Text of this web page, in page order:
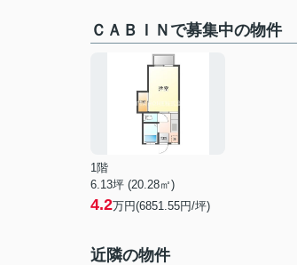
ＣＡＢＩＮで募集中の物件
1階
6.13坪 (20.28㎡)
4.2万円(6851.55円/坪)
近隣の物件